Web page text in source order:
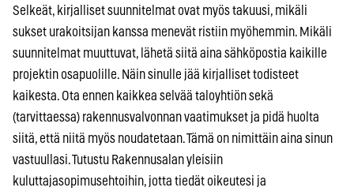
Selkeät, kirjalliset suunnitelmat ovat myös takuusi, mikäli
sukset urakoitsijan kanssa menevät ristiin myöhemmin. Mikäli
suunnitelmat muuttuvat, lähetä siitä aina sähköpostia kaikille
projektin osapuolille. Näin sinulle jää kirjalliset todisteet
kaikesta. Ota ennen kaikkea selvää taloyhtiön sekä
(tarvittaessa) rakennusvalvonnan vaatimukset ja pidä huolta
siitä, että niitä myös noudatetaan. Tämä on nimittäin aina sinun
vastuullasi. Tutustu Rakennusalan yleisiin
kuluttajasopimusehtoihin, jotta tiedät oikeutesi ja